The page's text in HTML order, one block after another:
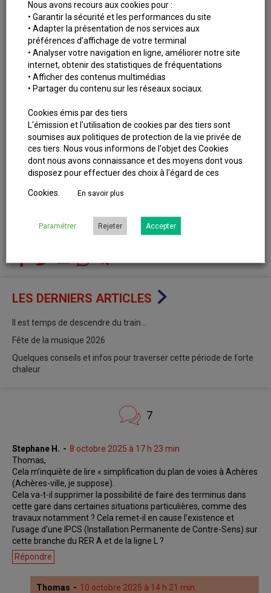
retards de reprise
Vous êtes plusieurs à avoir exprimé des inquiétudes
concernant lesrestitutions tardives, ces cas où les travaux
prennent du retard et empêchent la reprise normale des
circulations le matin.
Sur ces chantiers,des mesures de vigilance accrues sont
mises en place
des scénarios de repli sont prévus,
les cellules opérationnelles suivent en temps réel le
déroulé des travaux pour anticiper toute dérive de planning.
avez d’autres sujets sur lesquels vous souhaitez
commentaire.
LES DERNIERS ARTICLES
Il est temps de descendre du train…
Fête de la musique 2026
Quelques conseils et infos pour traverser cette période de forte
chaleur
7
Stephane H.
8 octobre 2025 à 17 h 23 min
Thomas,
Cela m’inquiète de lire « simplification du plan de voies à Achères
(Achères-ville, je suppose).
Cela va-t-il supprimer la possibilité de faire des terminus dans
cette gare dans certaines situations particulières, comme des
travaux notamment ? Cela remet-il en cause l’existence et
l’usage d’une IPCS (Installation Permanente de Contre-Sens) sur
cette branche du RER A et de la ligne L ?
Répondre
Thomas
10 octobre 2025 à 14 h 21 min
Nous avons recours aux cookies pour :
• Garantir la sécurité et les performances du site
• Adapter la présentation de nos services aux
préférences d’affichage de votre terminal
• Analyser votre navigation en ligne, améliorer notre site
internet, obtenir des statistiques de fréquentations
• Afficher des contenus multimédias
• Partager du contenu sur les réseaux sociaux.
Cookies émis par des tiers
L'émission et l'utilisation de cookies par des tiers sont
soumises aux politiques de protection de la vie privée de
ces tiers. Nous vous informons de l'objet des Cookies
dont nous avons connaissance et des moyens dont vous
disposez pour effectuer des choix à l'égard de ces
Cookies. En savoir plus
Paramétrer Rejeter Accepter